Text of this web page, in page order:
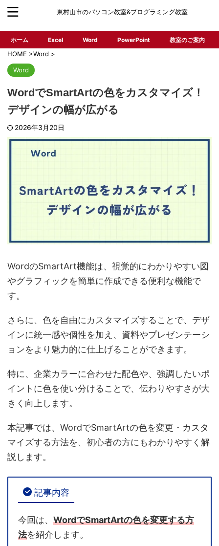
東村山市のパソコン教室&プログラミング教室
ホーム Excel Word PowerPoint 教室のご案内
HOME >Word >
Word
WordでSmartArtの色をカスタマイズ！
デザインの幅が広がる
2026年3月20日
WordのSmartArt機能は、視覚的にわかりやすい図
やグラフィックを簡単に作成できる便利な機能で
す。
さらに、色を自由にカスタマイズすることで、デザ
インに統一感や個性を加え、資料やプレゼンテーシ
ョンをより魅力的に仕上げることができます。
特に、企業カラーに合わせた配色や、強調したいポ
イントに色を使い分けることで、伝わりやすさが大
きく向上します。
本記事では、WordでSmartArtの色を変更・カスタ
マイズする方法を、初心者の方にもわかりやすく解
説します。
記事内容
今回は、 WordでSmartArtの色を変更する方
法を紹介します。